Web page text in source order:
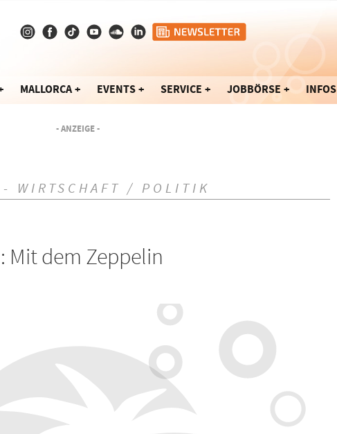
MALLORCA EVENTS SERVICE JOBBÖRSE INFOS
- ANZEIGE -
WIRTSCHAFT / POLITIK
Mit dem Zeppelin